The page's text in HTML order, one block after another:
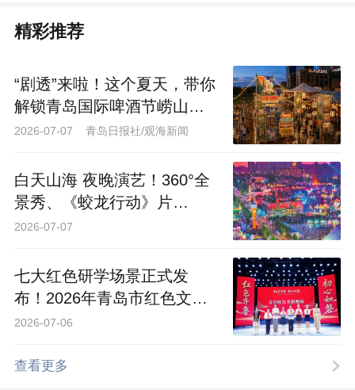
精彩推荐
“剧透”来啦！这个夏天，带你
解锁青岛国际啤酒节崂山会
场的N种玩法
2026-07-07 青岛日报社/观海新闻
白天山海 夜晚演艺！360°全
景秀、《蛟龙行动》片
场……80多项体验青岛西海
2026-07-07
七大红色研学场景正式发
布！2026年青岛市红色文化
主题月盛大启动
2026-07-06
查看更多